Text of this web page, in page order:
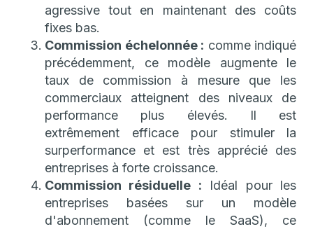
agressive tout en maintenant des coûts
fixes bas.
Commission échelonnée : comme indiqué
précédemment, ce modèle augmente le
taux de commission à mesure que les
commerciaux atteignent des niveaux de
performance plus élevés. Il est
extrêmement efficace pour stimuler la
surperformance et est très apprécié des
entreprises à forte croissance.
Commission résiduelle : Idéal pour les
entreprises basées sur un modèle
d'abonnement (comme le SaaS), ce